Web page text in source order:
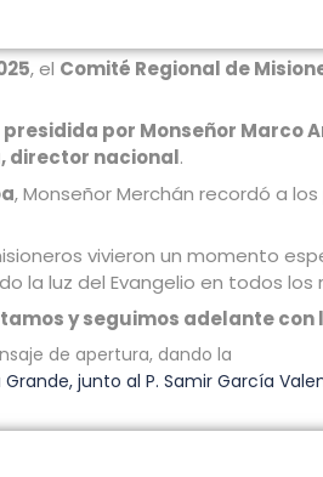
, el Comité Regional de
por Monseñor Marco
director nacional.
, Monseñor Merchán recordó a
vivieron un momento
la luz del Evangelio en todos los
y seguimos adelante
de apertura, dando la
junto al P. Samir García